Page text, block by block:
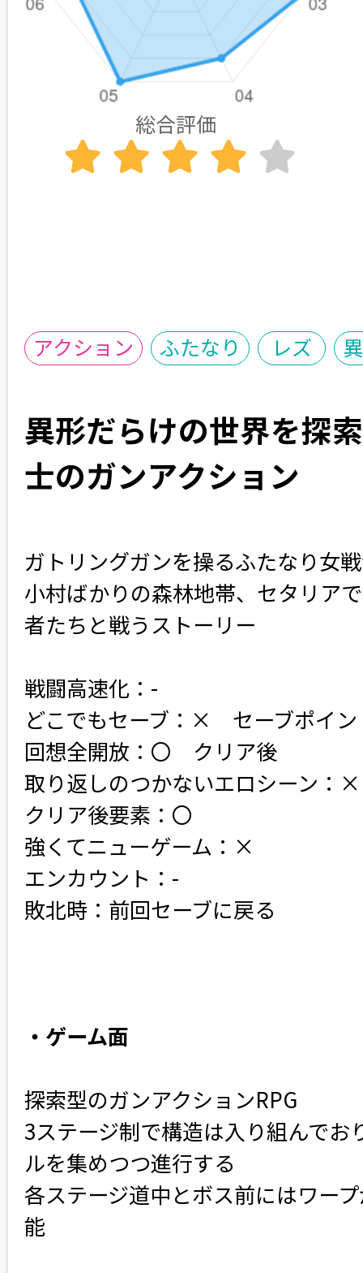
総合評価
アクション ふたなり レズ
異形だらけの世界を探
士のガンアクション
ガトリングガンを操るふたなり女
小村ばかりの森林地帯、セタリア
者たちと戦うストーリー
戦闘高速化：-
どこでもセーブ：×　セーブポイ
回想全開放：〇　クリア後
取り返しのつかないエロシーン：×
クリア後要素：〇
強くてニューゲーム：×
エンカウント：-
敗北時：前回セーブに戻る
・ゲーム面
探索型のガンアクションRPG
3ステージ制で構造は入り組んでお
ルを集めつつ進行する
各ステージ道中とボス前にはワー
能